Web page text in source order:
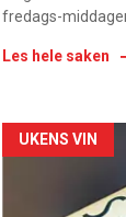
fredags-
Les hele saken
Forsiden
akkurat
UKENS VIN